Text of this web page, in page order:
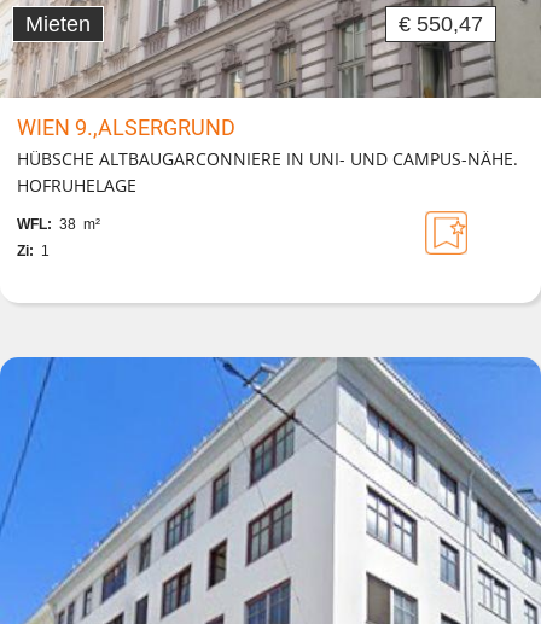
Mieten € 550,47
WIEN 9.,ALSERGRUND
HÜBSCHE ALTBAUGARCONNIERE IN UNI- UND CAMPUS-NÄHE.
HOFRUHELAGE
WFL: 38 m²
Zi: 1